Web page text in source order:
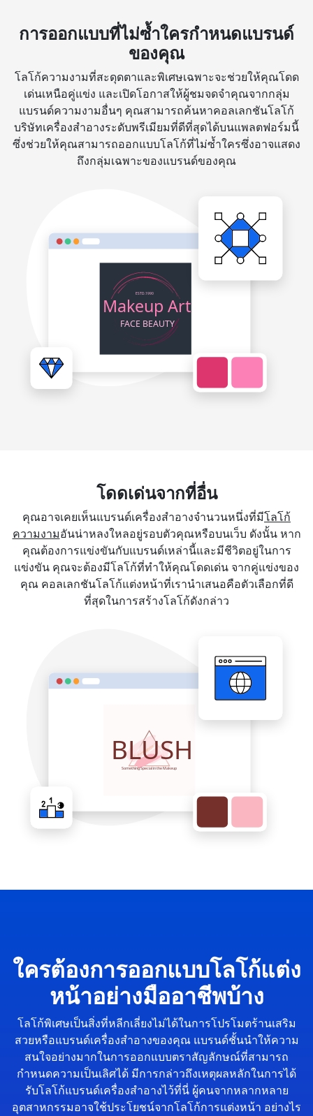
การออกแบบที่ไม่ซ้ำใครกำหนดแบรนด์
ของคุณ
โลโก้ความงามที่สะดุดตาและพิเศษเฉพาะจะช่วยให้คุณโดด
เด่นเหนือคู่แข่ง และเปิดโอกาสให้ผู้ชมจดจำคุณจากกลุ่ม
แบรนด์ความงามอื่นๆ คุณสามารถค้นหาคอลเลกชันโลโก้
บริษัทเครื่องสำอางระดับพรีเมียมที่ดีที่สุดได้บนแพลตฟอร์มนี้
ซึ่งช่วยให้คุณสามารถออกแบบโลโก้ที่ไม่ซ้ำใครซึ่งอาจแสดง
ถึงกลุ่มเฉพาะของแบรนด์ของคุณ
โดดเด่นจากที่อื่น
คุณอาจเคยเห็นแบรนด์เครื่องสำอางจำนวนหนึ่งที่มีโลโก้
ความงามอันน่าหลงใหลอยู่รอบตัวคุณหรือบนเว็บ ดังนั้น หาก
คุณต้องการแข่งขันกับแบรนด์เหล่านี้และมีชีวิตอยู่ในการ
แข่งขัน คุณจะต้องมีโลโก้ที่ทำให้คุณโดดเด่น จากคู่แข่งของ
คุณ คอลเลกชันโลโก้แต่งหน้าที่เรานำเสนอคือตัวเลือกที่ดี
ที่สุดในการสร้างโลโก้ดังกล่าว
ใครต้องการออกแบบโลโก้แต่ง
หน้าอย่างมืออาชีพบ้าง
โลโก้พิเศษเป็นสิ่งที่หลีกเลี่ยงไม่ได้ในการโปรโมตร้านเสริม
สวยหรือแบรนด์เครื่องสำอางของคุณ แบรนด์ชั้นนำให้ความ
สนใจอย่างมากในการออกแบบตราสัญลักษณ์ที่สามารถ
กำหนดความเป็นเลิศได้ มีการกล่าวถึงเหตุผลหลักในการได้
รับโลโก้แบรนด์เครื่องสำอางไว้ที่นี่ ผู้คนจากหลากหลาย
อุตสาหกรรมอาจใช้ประโยชน์จากโลโก้การแต่งหน้า อย่างไร